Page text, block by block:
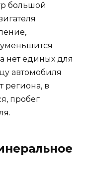
большой
нет единых для
автомобиля
региона, в
пробег